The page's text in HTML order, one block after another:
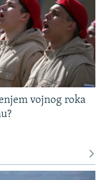
vojnog roka